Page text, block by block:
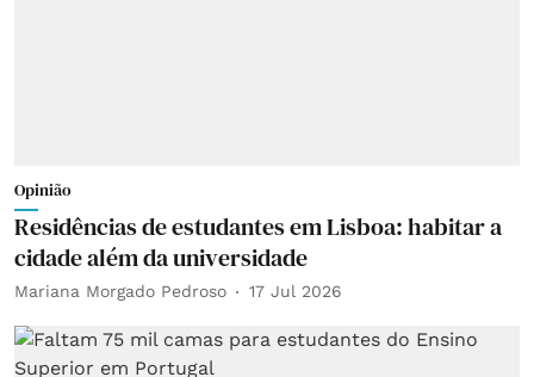
Opinião
Residências de estudantes em Lisboa: habitar a
cidade além da universidade
Mariana Morgado Pedroso 17 Jul 2026